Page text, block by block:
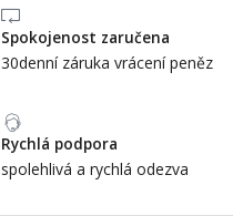
Spokojenost zaručena
30denní záruka vrácení peněz
Rychlá podpora
spolehlivá a rychlá odezva